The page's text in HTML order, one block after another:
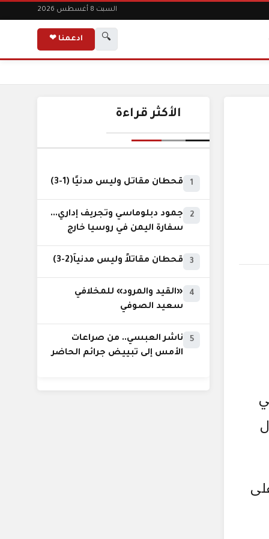
السبت 8 أغسطس 2026
🔍 ادعمنا ❤
على
الأكثر قراءة
1 قحطان مقاتل وليس مدنيًا (1-3)
2
جمود دبلوماسي وتجريف إداري...
سفارة اليمن في روسيا خارج
3 قحطان مقاتلاً وليس مدنياً(2-3)
4
«القيد والمرود» للمخلافي
سعيد الصوفي
5
ناشر العبسي.. من صراعات
الأمس إلى تبييض جرائم الحاضر